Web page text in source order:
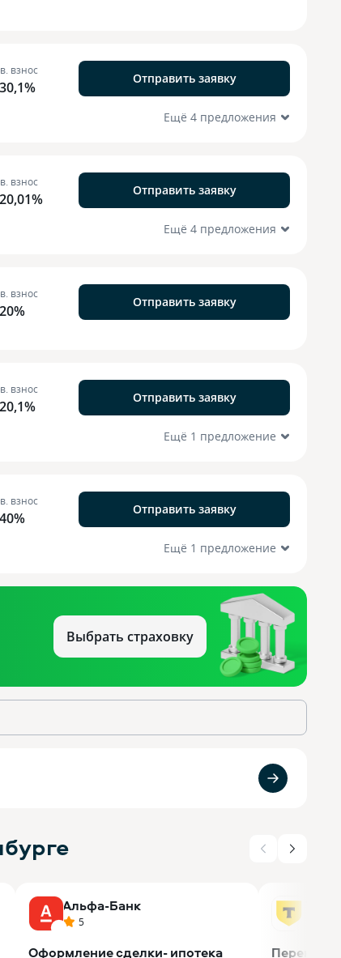
взнос
Отправить заявку
Ещё 4 предложения
взнос
Отправить заявку
Ещё 4 предложения
взнос
Отправить заявку
взнос
Отправить заявку
Ещё 1 предложение
взнос
Отправить заявку
Ещё 1 предложение
Альфа-Банк
5
Оформление сделки- ипотека Перенос